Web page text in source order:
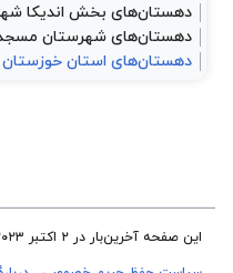
دهستان‌های بخش اندیکا
دهستان‌های شهرستان
دهستان‌های استان خوزستان
این صفحه آخرین‌بار در ‏۲ اکتبر ۲۰۲۳ ساعت ‏۰۷:۰۶ ویرایش شده‌است.